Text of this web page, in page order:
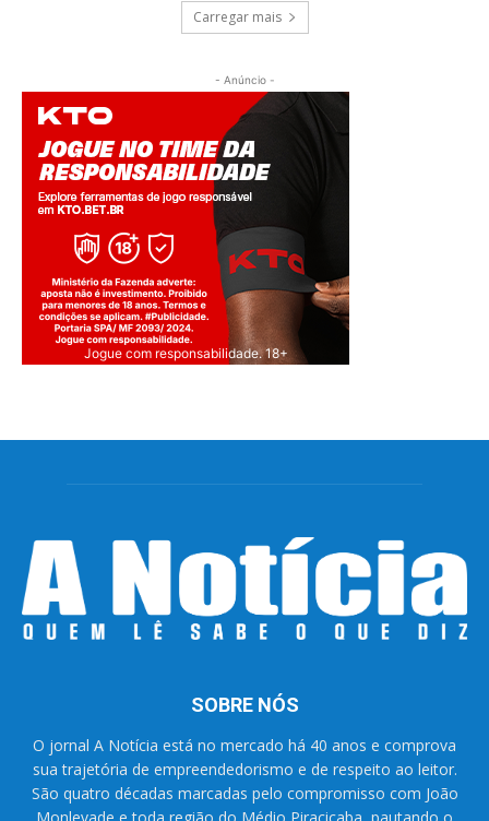
Carregar mais
- Anúncio -
Jogue com responsabilidade. 18+
SOBRE NÓS
O jornal A Notícia está no mercado há 40 anos e comprova
sua trajetória de empreendedorismo e de respeito ao leitor.
São quatro décadas marcadas pelo compromisso com João
Monlevade e toda região do Médio Piracicaba, pautando o